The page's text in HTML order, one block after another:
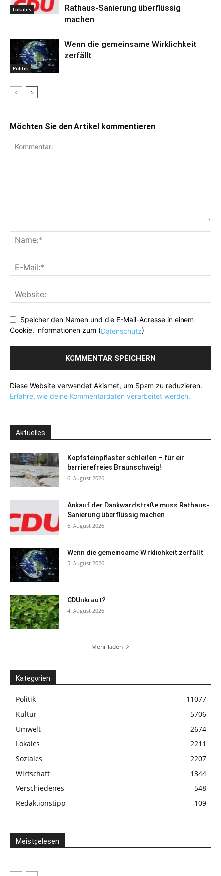
Lokales
Rathaus-Sanierung überflüssig
machen
Politik
Wenn die gemeinsame Wirklichkeit
zerfällt
Möchten Sie den Artikel kommentieren
Speicher den Namen und die E-Mail-Adresse in einem
Cookie. Informationen zum (Datenschutz)
Diese Website verwendet Akismet, um Spam zu reduzieren.
Erfahre, wie deine Kommentardaten verarbeitet werden.
Aktuelles
Kopfsteinpflaster schleifen – für ein
barrierefreies Braunschweig!
6. August 2026
Ankauf der Dankwardstraße muss Rathaus-
Sanierung überflüssig machen
6. August 2026
Wenn die gemeinsame Wirklichkeit zerfällt
5. August 2026
CDUnkraut?
4. August 2026
Mehr laden
Kategorien
Politik
11077
Kultur
5706
Umwelt
2674
Lokales
2211
Soziales
2207
Wirtschaft
1344
Verschiedenes
548
Redaktionstipp
109
Meistgelesen